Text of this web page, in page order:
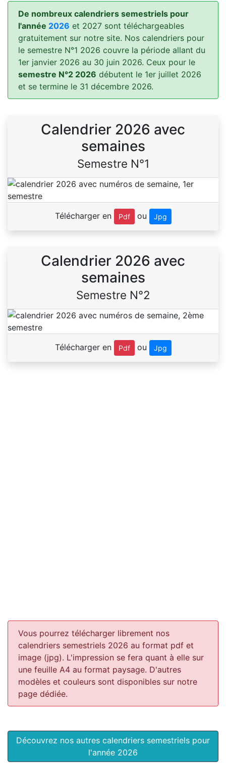
De nombreux calendriers semestriels pour
l'année 2026 et 2027 sont téléchargeables
gratuitement sur notre site. Nos calendriers pour
le semestre N°1 2026 couvre la période allant du
1er janvier 2026 au 30 juin 2026. Ceux pour le
semestre N°2 2026 débutent le 1er juillet 2026
et se termine le 31 décembre 2026.
Calendrier 2026 avec
semaines
Semestre N°1
Télécharger en Pdf ou Jpg
Calendrier 2026 avec
semaines
Semestre N°2
Télécharger en Pdf ou Jpg
Vous pourrez télécharger librement nos
calendriers semestriels 2026 au format pdf et
image (jpg). L'impression se fera quant à elle sur
une feuille A4 au format paysage. D'autres
modèles et couleurs sont disponibles sur notre
page dédiée.
Découvrez nos autres calendriers semestriels pour
l'année 2026